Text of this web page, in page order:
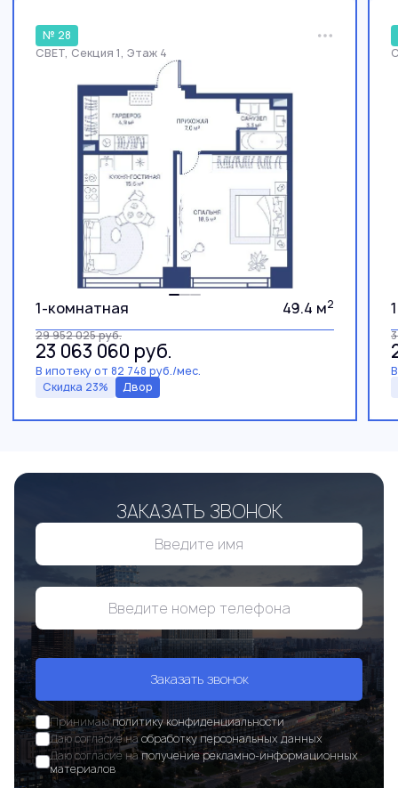
№ 28
СВЕТ, Секция 1, Этаж 4
1-комнатная 49.4 м2
29 952 025руб.
23 063 060 руб.
В ипотеку от 82 748 руб./мес.
Скидка 23%
Двор
ЗАКАЗАТЬ ЗВОНОК
Заказать звонок
Принимаюполитику конфиденциальности
Даю согласие наобработку персональных данных
Даю согласие наполучение рекламно-информационных
материалов